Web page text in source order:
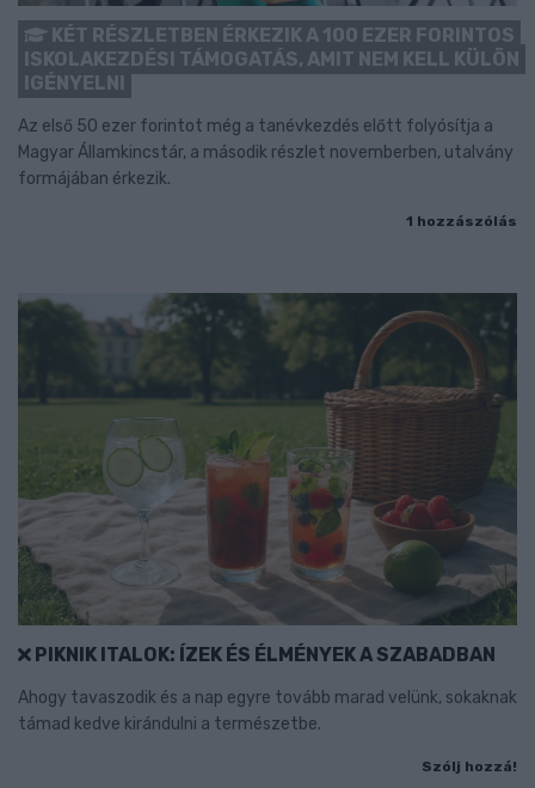
KÉT RÉSZLETBEN ÉRKEZIK A 100 EZER FORINTOS
ISKOLAKEZDÉSI TÁMOGATÁS, AMIT NEM KELL KÜLÖN
IGÉNYELNI
Az első 50 ezer forintot még a tanévkezdés előtt folyósítja a
Magyar Államkincstár, a második részlet novemberben, utalvány
formájában érkezik.
1 hozzászólás
PIKNIK ITALOK: ÍZEK ÉS ÉLMÉNYEK A SZABADBAN
Ahogy tavaszodik és a nap egyre tovább marad velünk, sokaknak
támad kedve kirándulni a természetbe.
Szólj hozzá!